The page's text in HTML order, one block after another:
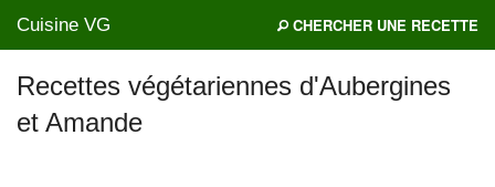
Cuisine VG CHERCHER UNE RECETTE
Recettes végétariennes d'Aubergines
et Amande